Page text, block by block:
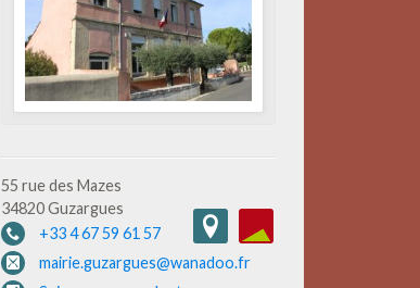
55 rue des Mazes
34820 Guzargues
+33 4 67 59 61 57
mairie.guzargues@wanadoo.fr